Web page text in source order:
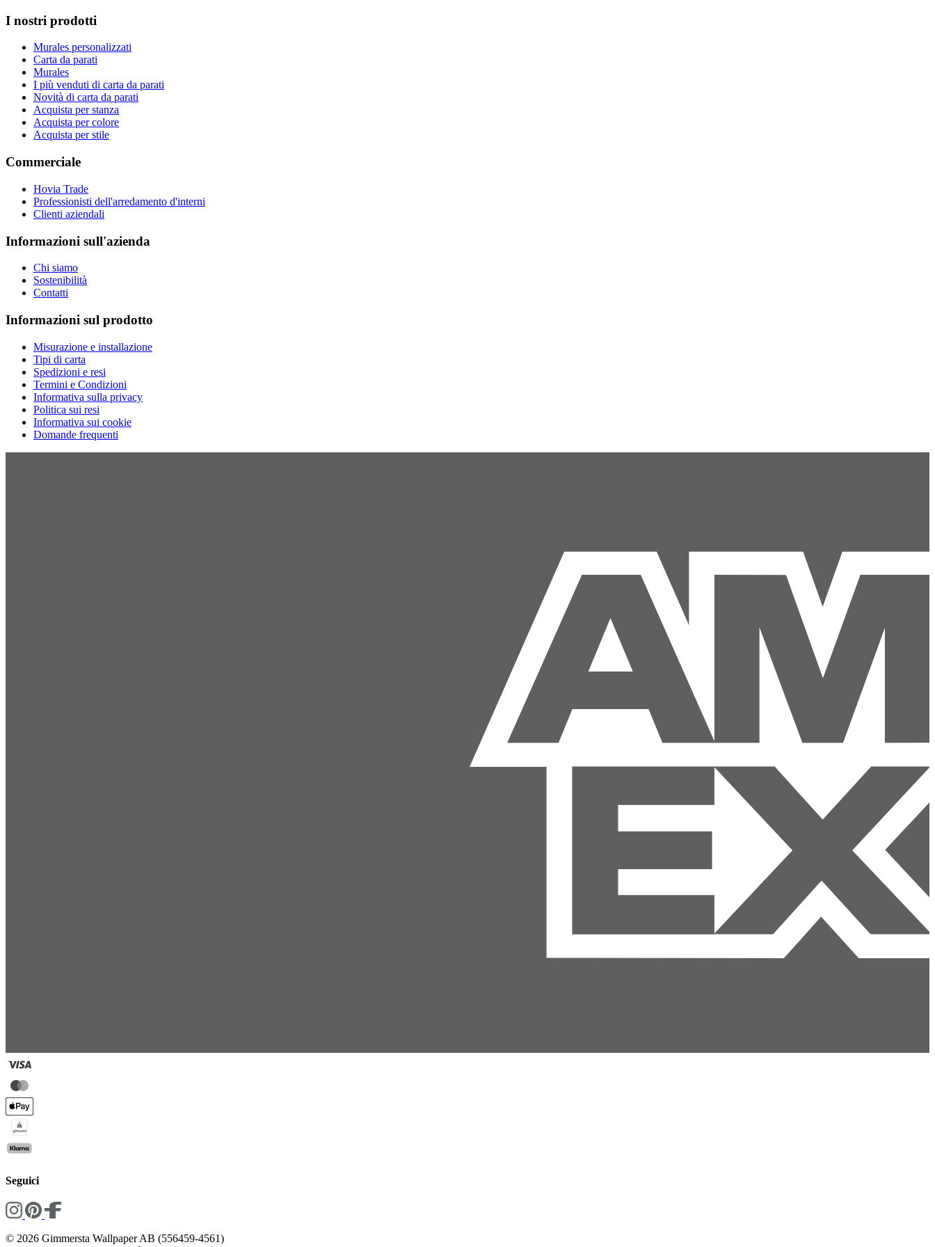
I nostri prodotti
Murales personalizzati
Carta da parati
Murales
I più venduti di carta da parati
Novità di carta da parati
Acquista per stanza
Acquista per colore
Acquista per stile
Commerciale
Hovia Trade
Professionisti dell'arredamento d'interni
Clienti aziendali
Informazioni sull'azienda
Chi siamo
Sostenibilità
Contatti
Informazioni sul prodotto
Misurazione e installazione
Tipi di carta
Spedizioni e resi
Termini e Condizioni
Informativa sulla privacy
Politica sui resi
Informativa sui cookie
Domande frequenti
Seguici
© 2026 Gimmersta Wallpaper AB (556459-4561)